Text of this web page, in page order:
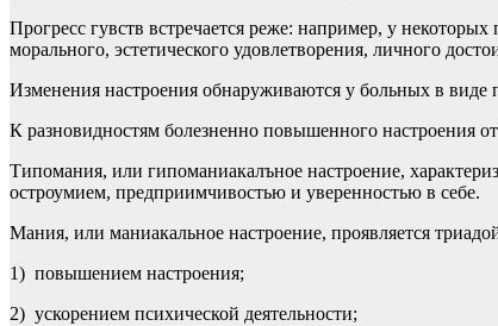
Прогресс гувств встречается реже: например, у
морального, эстетического удовлетворения, личного
Изменения настроения обнаруживаются у больных в
К разновидностям болезненно повышенного настроения
Типомания, или гипоманиакалъное настроение,
остроумием, предприимчивостью и уверенностью в себе.
Мания, или маниакальное настроение, проявляется
1) повышением настроения;
2) ускорением психической деятельности;